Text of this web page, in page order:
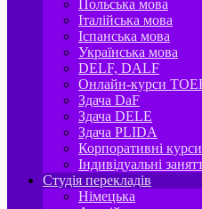
Польська мова
Італійська мова
Іспанська мова
Українська мова
DELF, DALF
Онлайн-курси
Здача DaF
Здача DELE
Здача PLIDA
Корпоративні курси
Індивідуальні
Студія перекладів
Німецька